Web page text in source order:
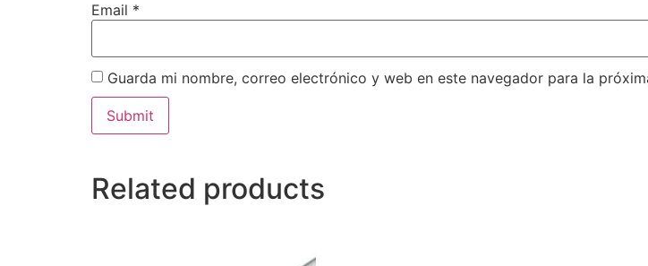
Email *
Guarda mi nombre, correo electrónico y web en este navegador para la
Related products